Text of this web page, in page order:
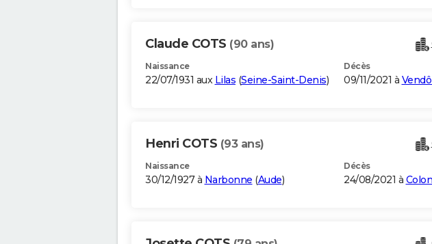
Claude COTS (90 ans)
Naissance
22/07/1931 aux Lilas (Seine-Saint-Denis)
Décès
09/11/2021 à
Henri COTS (93 ans)
Naissance
30/12/1927 à Narbonne (Aude)
Décès
24/08/2021 à